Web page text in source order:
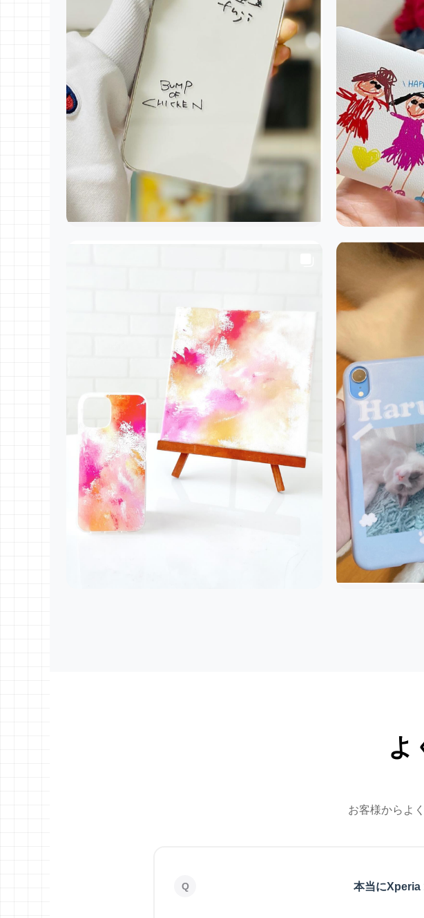
よ
お客様からよ
本当にXperia